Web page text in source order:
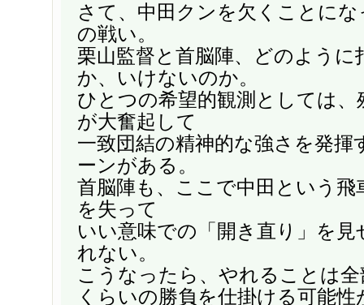
さて、中田クンを欠くことに
の戦い。
栗山監督と首脳陣、どのように
か、いけないのか。
ひとつの希望的観測としては
が大奮起して
一致団結の精神的な強さを発揮
ーンがある。
首脳陣も、ここで中田という飛
を失って
いい意味での「開き直り」を
れない。
こうなったら、やれることは
くらいの勝負を仕掛ける可能性